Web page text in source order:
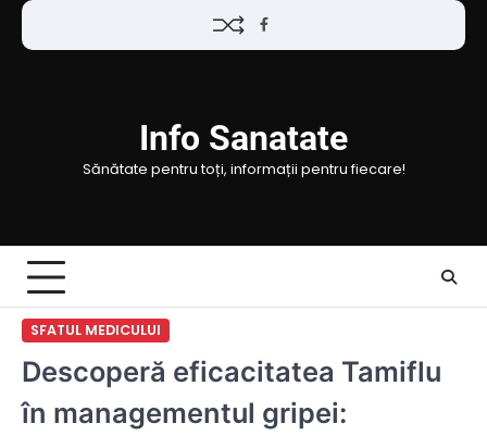
Skip
Facebook
Info Sanatate
Sănătate pentru toți, informații pentru fiecare!
SFATUL MEDICULUI
Descoperă eficacitatea Tamiflu
în managementul gripei: